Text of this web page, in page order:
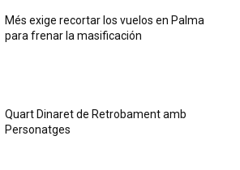
Més exige recortar los vuelos en Palma
para frenar la masificación
Quart Dinaret de Retrobament amb
Personatges